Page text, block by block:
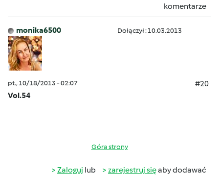
komentarze
monika6500 Dołączył : 10.03.2013
pt., 10/18/2013 - 02:07
#20
Vol.54
Góra strony
Zaloguj lub zarejestruj sięaby dodawać